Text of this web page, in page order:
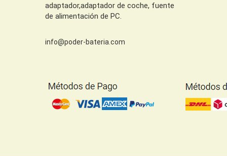
adaptador,adaptador de coche, fuente
de alimentación de PC.
info@poder-bateria.com